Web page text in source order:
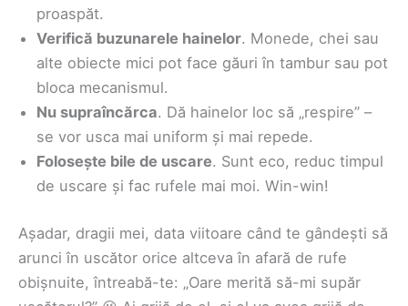
proaspăt.
Verifică buzunarele hainelor. Monede, chei sau
alte obiecte mici pot face găuri în tambur sau pot
bloca mecanismul.
Nu supraîncărca. Dă hainelor loc să „respire” –
se vor usca mai uniform și mai repede.
Folosește bile de uscare. Sunt eco, reduc timpul
de uscare și fac rufele mai moi. Win-win!
Așadar, dragii mei, data viitoare când te gândești să
arunci în uscător orice altceva în afară de rufe
obișnuite, întreabă-te: „Oare merită să-mi supăr